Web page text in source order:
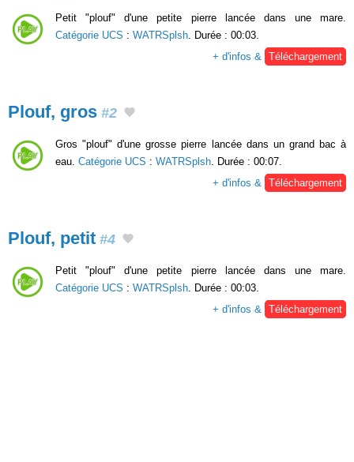
Petit "plouf" d'une petite pierre lancée dans une mare.
Catégorie UCS : WATRSplsh. Durée : 00:03.
+ d'infos & Téléchargement
Plouf, gros #2
Gros "plouf" d'une grosse pierre lancée dans un grand bac à
eau. Catégorie UCS : WATRSplsh . Durée : 00:07.
+ d'infos &
Téléchargement
Plouf, petit #4
Petit "plouf" d'une petite pierre lancée dans une mare.
Catégorie UCS : WATRSplsh . Durée : 00:03.
+ d'infos &
Téléchargement